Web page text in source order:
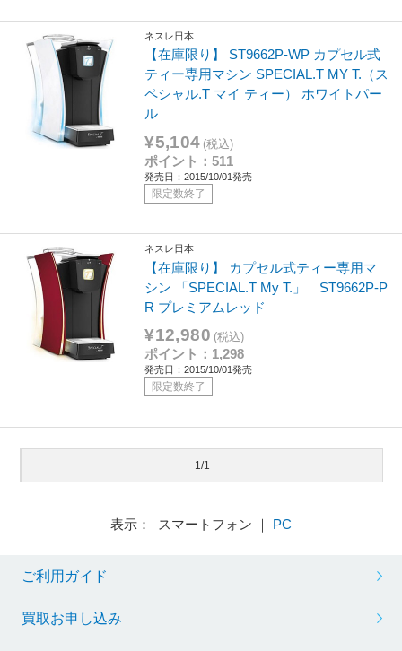
ネスレ日本
【在庫限り】 ST9662P-WP カプセル式
ティー専用マシン SPECIAL.T MY T.（ス
ペシャル.T マイ ティー） ホワイトパー
ル
¥5,104 (税込)
ポイント：511
発売日：2015/10/01発売
限定数終了
ネスレ日本
【在庫限り】 カプセル式ティー専用マ
シン 「SPECIAL.T My T.」 ST9662P-P
R プレミアムレッド
¥12,980 (税込)
ポイント：1,298
発売日：2015/10/01発売
限定数終了
1/1
表示： スマートフォン ｜ PC
ご利用ガイド
買取お申し込み